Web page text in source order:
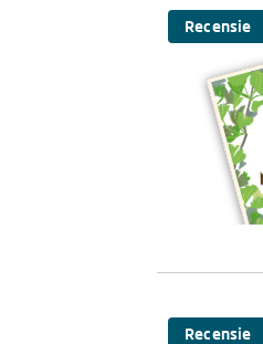
Recensie
Recensie